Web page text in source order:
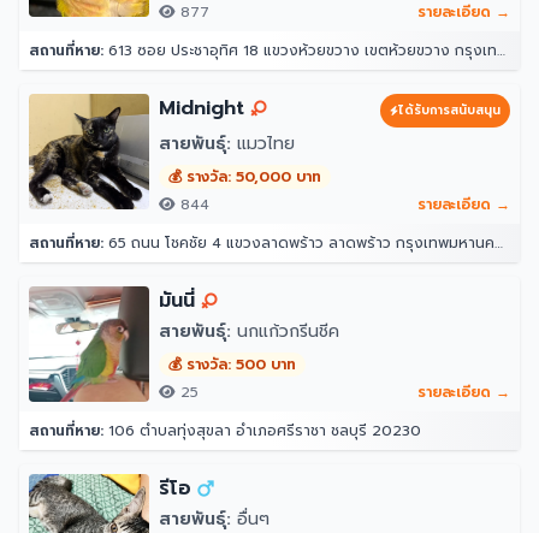
877
รายละเอียด →
สถานที่หาย: 613 ซอย ประชาอุทิศ 18 แขวงห้วยขวาง เขตห้วยขวาง กรุงเทพมหานคร 10310
Midnight ได้รับการสนับสนุน
สายพันธุ์: แมวไทย
💰 รางวัล: 50,000 บาท
844
รายละเอียด →
สถานที่หาย: 65 ถนน โชคชัย 4 แขวงลาดพร้าว ลาดพร้าว กรุงเทพมหานคร 10230
มันนี่
สายพันธุ์: นกแก้วกรีนชีค
💰 รางวัล: 500 บาท
25
รายละเอียด →
สถานที่หาย: 106 ตำบลทุ่งสุขลา อำเภอศรีราชา ชลบุรี 20230
รีโอ
สายพันธุ์: อื่นๆ